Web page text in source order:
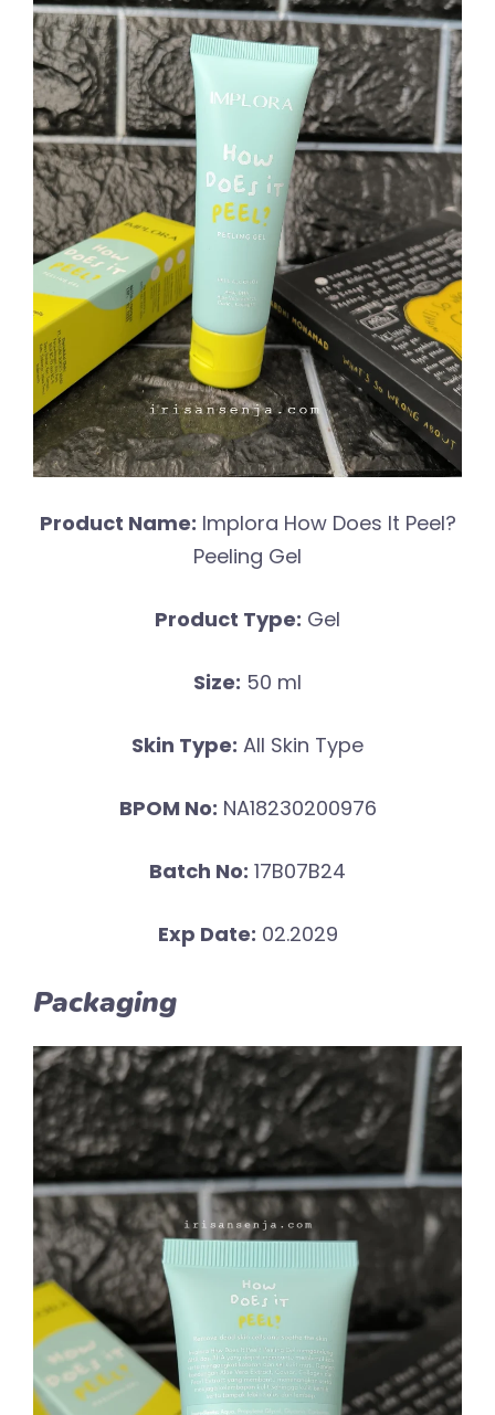
Product Name: Implora How Does It Peel?
Peeling Gel
Product Type: Gel
Size: 50 ml
Skin Type: All Skin Type
BPOM No: NA18230200976
Batch No: 17B07B24
Exp Date: 02.2029
Packaging